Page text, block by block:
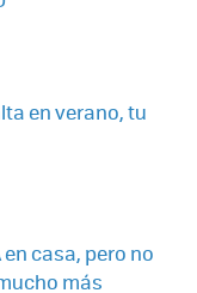
en verano, tu
en casa, pero no
más